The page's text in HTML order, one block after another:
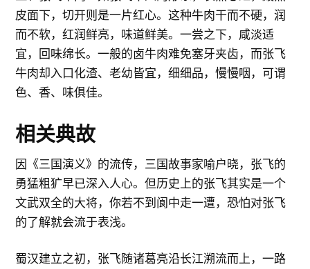
皮面下，切开则是一片红心。这种牛肉干而不硬，润
而不软，红润鲜亮，味道鲜美。一尝之下，咸淡适
宜，回味绵长。一般的卤牛肉难免塞牙夹齿，而张飞
牛肉却入口化渣、老幼皆宜，细细品，慢慢咽，可谓
色、香、味俱佳。
相关典故
因《三国演义》的流传，三国故事家喻户晓，张飞的
勇猛粗犷早已深入人心。但历史上的张飞其实是一个
文武双全的大将，你若不到阆中走一遭，恐怕对张飞
的了解就会流于表浅。
蜀汉建立之初，张飞随诸葛亮沿长江溯流而上，一路